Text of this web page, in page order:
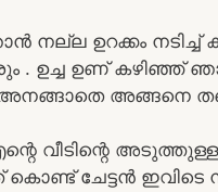
നല്ല ഉറക്കം നടിച്ച്
. ഉച്ച ഉണ്‌ കഴിഞ്ഞ്
അനങ്ങാതെ അങ്ങനെ
വീടിന്റെ
ചേട്ടൻ ഇവിടെ